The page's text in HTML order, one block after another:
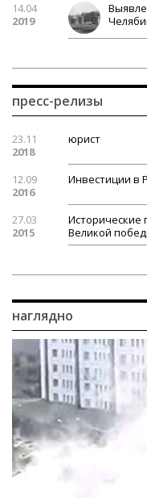
14.04
2019
пресс-релизы
23.11
2018
юрист
12.09
2016
Инвестиции в
27.03
2015
Исторические
Великой
наглядно